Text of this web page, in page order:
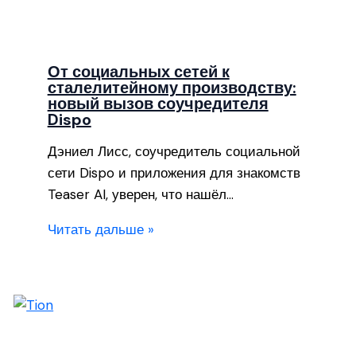
От социальных сетей к
сталелитейному производству:
новый вызов соучредителя
Dispo
Дэниел Лисс, соучредитель социальной
сети Dispo и приложения для знакомств
Teaser AI, уверен, что нашёл…
Читать дальше »